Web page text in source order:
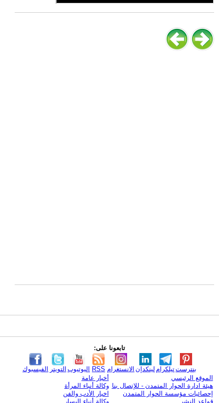
تابعونا على:
الفيسبوك التويتر اليوتيوب RSS الانستغرام لينكدإن تيلكرامبنترست
الموقع الرئيسي
هيئة ادارة الحوار المتمدن - للإتصال بنا
إحصائيات مؤسسة الحوار المتمدن
قواعد النشر
أخبار عامة
وكالة أنباء المرأة
اخبار الأدب والفن
وكالة أنباء اليسار